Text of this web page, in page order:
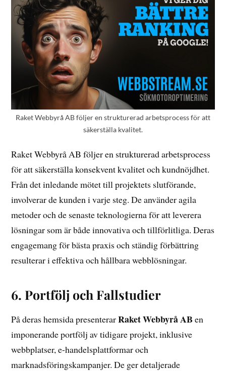
Raket Webbyrå AB följer en strukturerad arbetsprocess för att
säkerställa kvalitet.
Raket Webbyrå AB följer en strukturerad arbetsprocess
för att säkerställa konsekvent kvalitet och kundnöjdhet.
Från det inledande mötet till projektets slutförande,
involverar de kunden i varje steg. De använder agila
metoder och de senaste teknologierna för att leverera
lösningar som är både innovativa och tillförlitliga. Deras
engagemang för bästa praxis och ständig förbättring
resulterar i effektiva och hållbara webblösningar.
6. Portfölj och Fallstudier
På deras hemsida presenterarRaket Webbyrå AB en
imponerande portfölj av tidigare projekt, inklusive
webbplatser, e-handelsplattformar och
marknadsföringskampanjer. De ger detaljerade